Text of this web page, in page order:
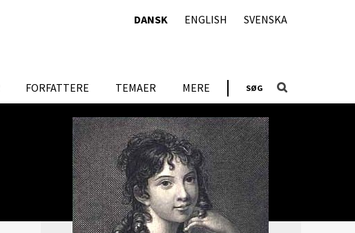
FORFATTERE TEMAER MERE SØG
DANSK ENGLISH SVENSKA